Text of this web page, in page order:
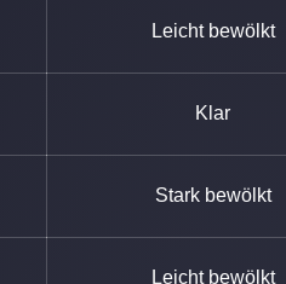
Leicht bewölkt
Klar
Stark bewölkt
Leicht bewölkt